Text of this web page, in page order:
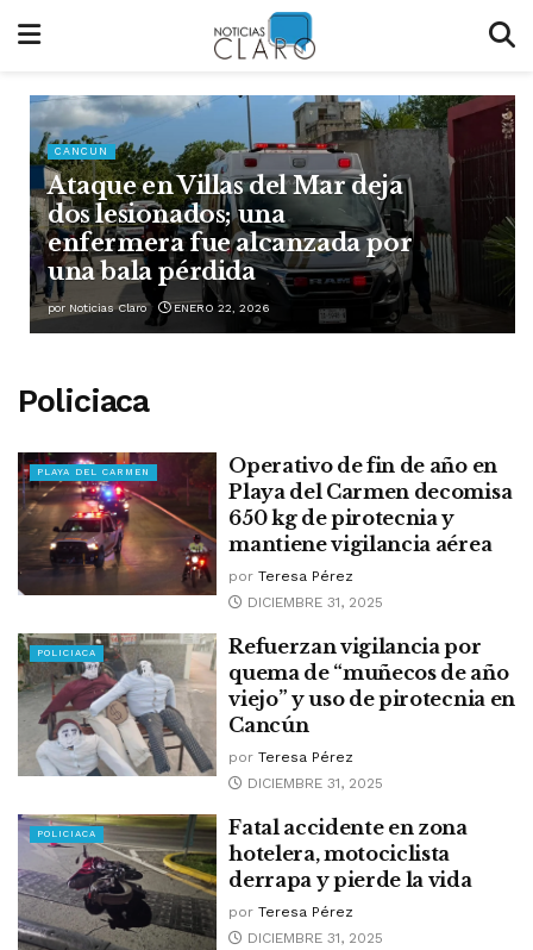
CANCUN
Ataque en Villas del Mar deja
dos lesionados; una
enfermera fue alcanzada por
una bala pérdida
por Noticias Claro ENERO 22, 2026
Policiaca
PLAYA DEL CARMEN
Operativo de fin de año en
Playa del Carmen decomisa
650 kg de pirotecnia y
mantiene vigilancia aérea
por Teresa Pérez
DICIEMBRE 31, 2025
POLICIACA
Refuerzan vigilancia por
quema de “muñecos de año
viejo” y uso de pirotecnia en
Cancún
por Teresa Pérez
DICIEMBRE 31, 2025
POLICIACA
Fatal accidente en zona
hotelera, motociclista
derrapa y pierde la vida
por Teresa Pérez
DICIEMBRE 31, 2025